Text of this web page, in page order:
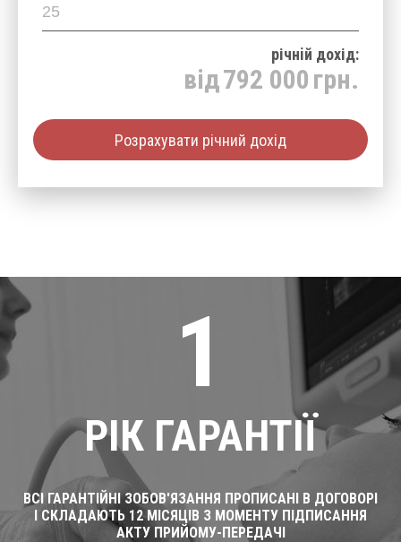
річнiй дохід:
від792 000 грн.
Розрахувати річний дохід
1
РІК ГАРАНТІЇ
ВСІ ГАРАНТІЙНІ ЗОБОВ'ЯЗАННЯ ПРОПИСАНІ В ДОГОВОРІ
І СКЛАДАЮТЬ 12 МІСЯЦІВ З МОМЕНТУ ПІДПИСАННЯ
АКТУ ПРИЙОМУ-ПЕРЕДАЧІ